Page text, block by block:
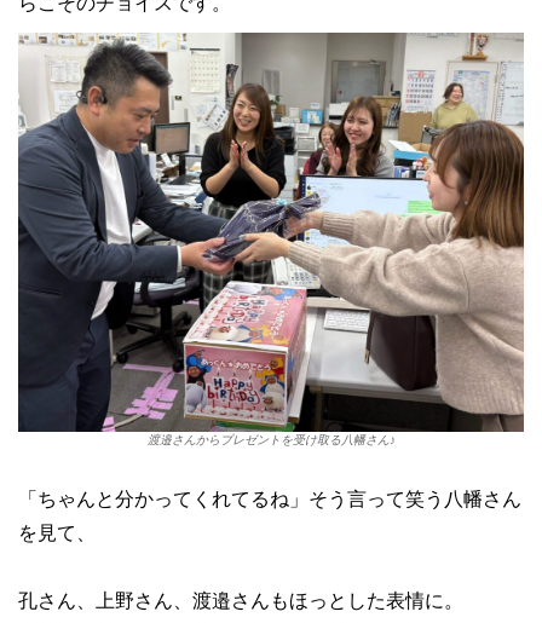
渡邉さんからプレゼントを受け取る八幡さん♪
「ちゃんと分かってくれてるね」そう言って笑う八幡さん
を見て、
孔さん、上野さん、渡邉さんもほっとした表情に。